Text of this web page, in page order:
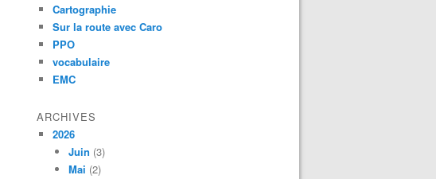
Cartographie
Sur la route avec Caro
PPO
vocabulaire
EMC
ARCHIVES
2026
Juin (3)
Mai (2)